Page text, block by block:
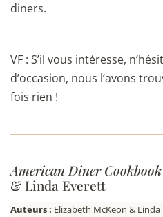
diners.
VF : S’il vous intéresse,
d’occasion, nous l’avons
fois rien !
American Diner Cookbook
& Linda Everett
Auteurs : Elizabeth McKeon & Linda